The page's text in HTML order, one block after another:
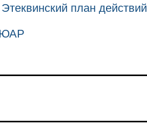
план действий
ЮАР